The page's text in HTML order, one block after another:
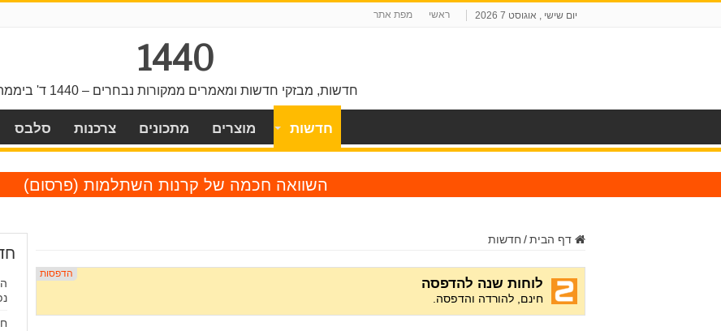
יום שישי , אוגוסט 7 2026 ראשי מפת אתר
1440
חדשות, מבזקי חדשות ומאמרים ממקורות נבחרים – 1440 ד' ביממה.
חדשות מוצרים מתכונים צרכנות סלבס
השוואה חכמה של קרנות השתלמות (פרסום)
דף הבית/ חדשות